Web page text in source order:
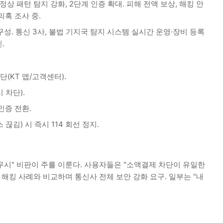
상 패턴 탐지 강화, 2단계 인증 확대. 피해 전액 보상, 해킹 안
혹 조사 중.
성. 통신 3사, 불법 기지국 탐지 시스템 실시간 운영·장비 등록
.
(KT 앱/고객센터).
차단).
증 전환.
끊김) 시 즉시 114 회선 정지.
" 비판이 주를 이룬다. 사용자들은 "소액결제 차단이 유일한
킹 사례와 비교하며 통신사 전체 보안 강화 요구. 일부는 "내